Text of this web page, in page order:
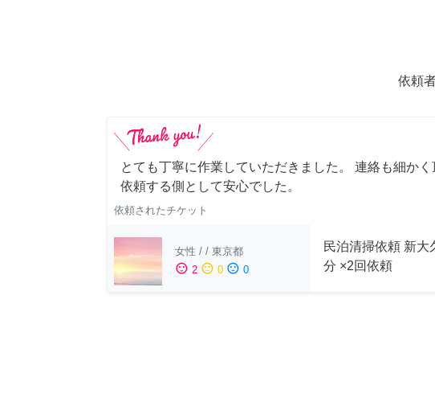
依頼
とても丁寧に作業していただきました。 連絡も細か
依頼する側として安心でした。
依頼されたチケット
女性 / / 東京都
sentiment_satisfied 2 sentiment_neutral 0 sentiment_dissatisfied 0
民泊清掃依頼 新大
分 ×2回依頼